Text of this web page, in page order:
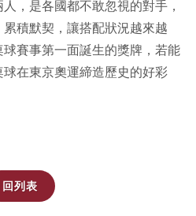
，是各國都不敢忽視的對手，
積默契，讓搭配狀況越來越
賽事第一面誕生的獎牌，若能
在東京奧運締造歷史的好彩
回列表